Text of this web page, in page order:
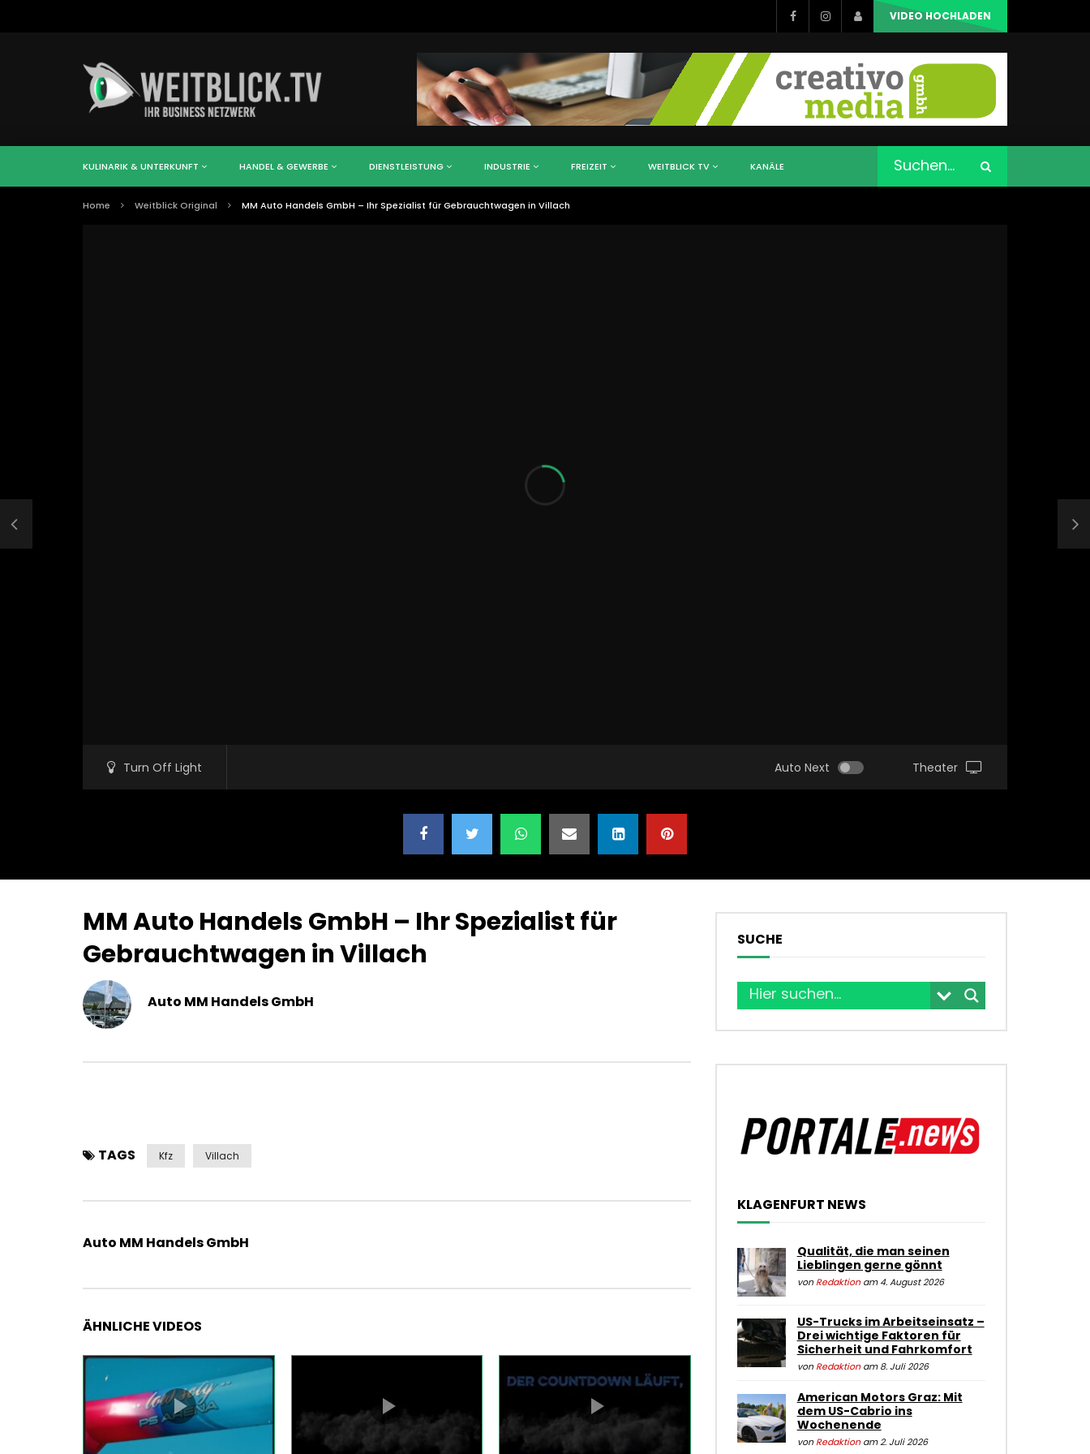
VIDEO HOCHLADEN
KULINARIK & UNTERKUNFT HANDEL & GEWERBE DIENSTLEISTUNG INDUSTRIE FREIZEIT WEITBLICK TV KANÄLE
Home Weitblick Original MM Auto Handels GmbH – Ihr Spezialist für Gebrauchtwagen in Villach
Turn Off Light Auto Next Theater
MM Auto Handels GmbH – Ihr Spezialist für
Gebrauchtwagen in Villach
Auto MM Handels GmbH
TAGS Kfz Villach
Auto MM Handels GmbH
ÄHNLICHE VIDEOS
SUCHE
KLAGENFURT NEWS
Qualität, die man seinen
Lieblingen gerne gönnt
von Redaktionam 4. August 2026
US-Trucks im Arbeitseinsatz –
Drei wichtige Faktoren für
Sicherheit und Fahrkomfort
von Redaktionam 8. Juli 2026
American Motors Graz: Mit
dem US-Cabrio ins
Wochenende
von Redaktionam 2. Juli 2026